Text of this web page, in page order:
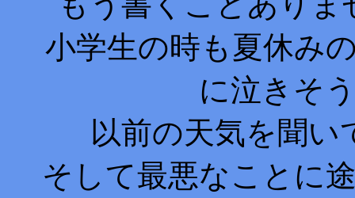
小学生の時も夏休み
に泣きそ
以前の天気を聞い
そして最悪なことに